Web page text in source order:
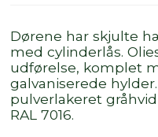
Dørene har skjulte
med cylinderlås.
udførelse, komplet
galvaniserede
pulverlakeret
RAL 7016.